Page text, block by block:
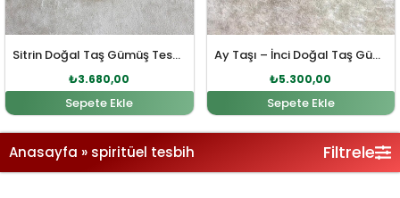
Sitrin Doğal Taş Gümüş Tesbih
₺3.680,00
Sepete Ekle
Ay Taşı – İnci Doğal Taş Gümüş Tesbih
₺5.300,00
Sepete Ekle
Anasayfa » spiritüel tesbih Filtrele